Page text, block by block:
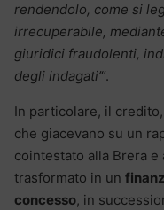
rendendolo, come si
irrecuperabile,
giuridici fraudolenti,
degli indagati’“.
In particolare, il
che giacevano su un
cointestato alla Brera
trasformato in un
concesso, in